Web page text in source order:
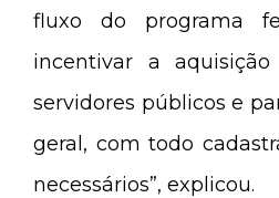
fluxo do programa
incentivar a
servidores públicos e
geral, com todo
necessários”, explicou.